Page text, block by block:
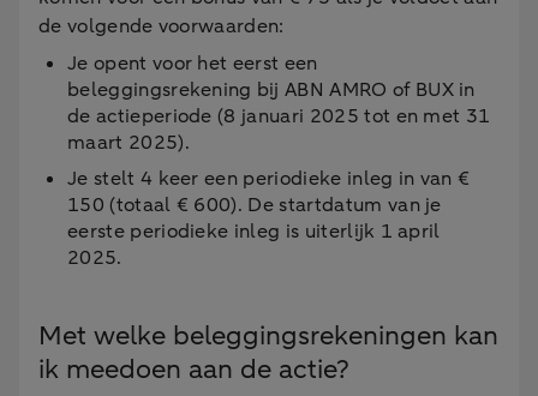
de volgende voorwaarden:
Je opent voor het eerst een
beleggingsrekening bij ABN AMRO of BUX in
de actieperiode (8 januari 2025 tot en met 31
maart 2025).
Je stelt 4 keer een periodieke inleg in van €
150 (totaal € 600). De startdatum van je
eerste periodieke inleg is uiterlijk 1 april
2025.
Met welke beleggingsrekeningen kan
ik meedoen aan de actie?